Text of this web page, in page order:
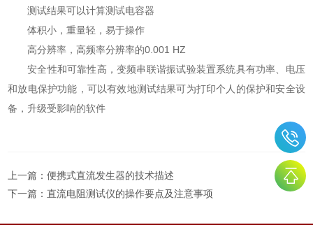
测试结果可以计算测试电容器
体积小，重量轻，易于操作
高分辨率，高频率分辨率的0.001 HZ
安全性和可靠性高，变频串联谐振试验装置系统具有功率、电压
和放电保护功能，可以有效地测试结果可为打印个人的保护和安全设
备，升级受影响的软件
上一篇：便携式直流发生器的技术描述
下一篇：直流电阻测试仪的操作要点及注意事项